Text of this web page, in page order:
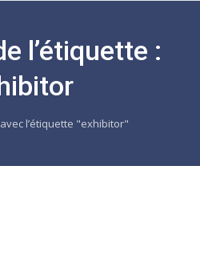
l’étiquette :
l’étiquette "exhibitor"